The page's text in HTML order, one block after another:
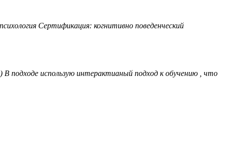
Сертификация: когнитивно поведенческий
подходе использую интерактианый подход к обучению , что